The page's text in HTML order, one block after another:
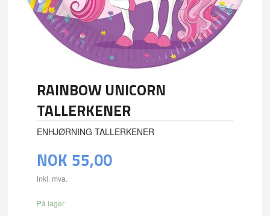
RAINBOW UNICORN
TALLERKENER
ENHJØRNING TALLERKENER
NOK 55,00
inkl. mva.
På lager